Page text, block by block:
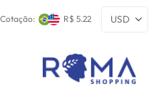
Cotação: R$ 5.22